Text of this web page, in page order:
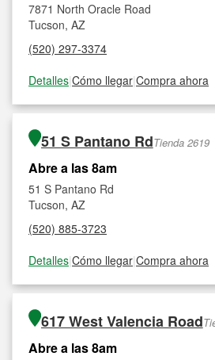
7871 North Oracle Road
Tucson, AZ
(520) 297-3374
Detalles|Cómo llegar|Compra ahora
51 S Pantano RdTienda 2619
Abre a las 8am
51 S Pantano Rd
Tucson, AZ
(520) 885-3723
Detalles|Cómo llegar|Compra ahora
617 West Valencia Road
Abre a las 8am